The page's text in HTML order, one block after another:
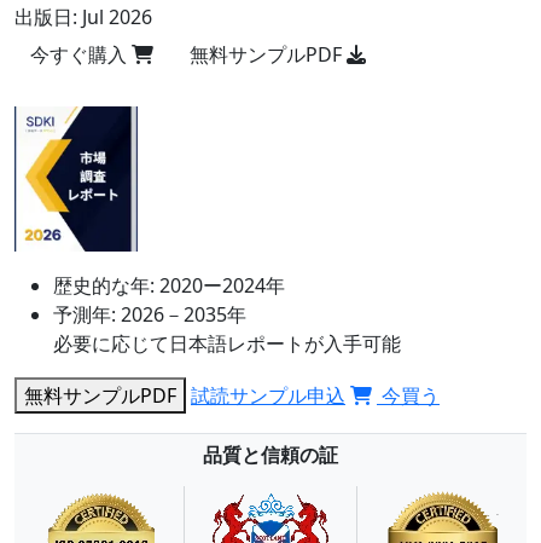
出版日: Jul 2026
今すぐ購入
無料サンプルPDF
歴史的な年: 2020ー2024年
予測年: 2026－2035年
必要に応じて日本語レポートが入手可能
無料サンプルPDF 試読サンプル申込 今買う
品質と信頼の証